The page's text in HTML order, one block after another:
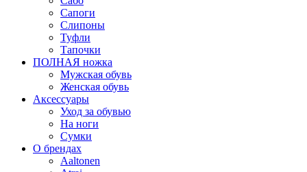
Сапоги
Слипоны
Туфли
Тапочки
ПОЛНАЯ ножка
Мужская обувь
Женская обувь
Аксессуары
Уход за обувью
На ноги
Сумки
О брендах
Aaltonen